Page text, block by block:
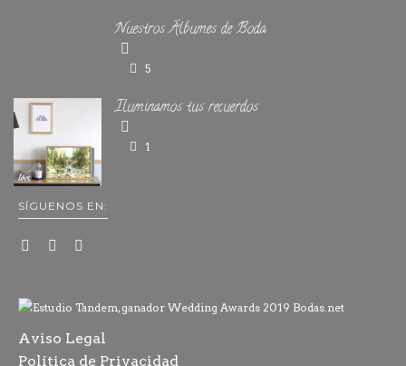
Nuestros Álbumes de Boda
5
Iluminamos tus recuerdos
1
SÍGUENOS EN:
Aviso Legal
Política de Privacidad